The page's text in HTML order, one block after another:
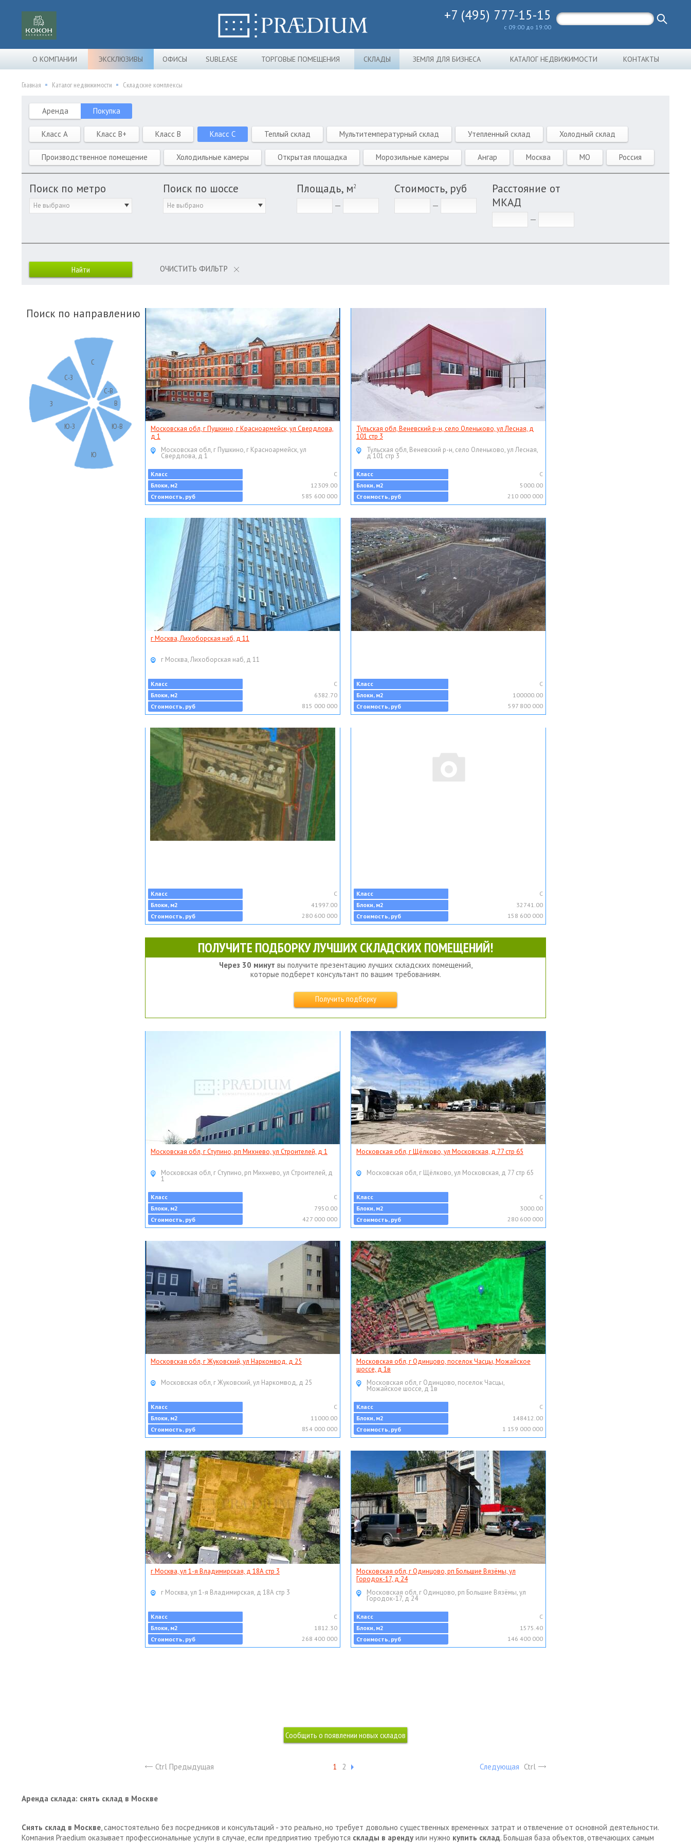
+7 (495) 777-15-15
с 09:00 до 19:00
О КОМПАНИИ ЭКСКЛЮЗИВЫ ОФИСЫ SUBLEASE ТОРГОВЫЕ ПОМЕЩЕНИЯ СКЛАДЫ ЗЕМЛЯ ДЛЯ БИЗНЕСА КАТАЛОГ НЕДВИЖИМОСТИ КОНТАКТЫ
Главная Каталог недвижимости Складские комплексы
Аренда Покупка
Класс A Класс B+ Класс B Класс C Теплый склад Мультитемпературный склад Утепленный склад Холодный склад
Производственное помещение Холодильные камеры Открытая площадка Морозильные камеры Ангар Москва МО Россия
Поиск по метро
Не выбрано
Поиск по шоссе
Не выбрано
Площадь, м2 Стоимость, руб
Расстояние от
МКАД
ОЧИСТИТЬ ФИЛЬТР
Поиск по направлению
С
С-В
В
Ю-В
Ю
Ю-З
З
С-З
Московская обл, г Пушкино, г Красноармейск, ул Свердлова,
д 1
Московская обл, г Пушкино, г Красноармейск, ул
Свердлова, д 1
Класс
C
Блоки, м2
12309.00
Стоимость, руб
585 600 000
Тульская обл, Веневский р-н, село Оленьково, ул Лесная, д
101 стр 3
Тульская обл, Веневский р-н, село Оленьково, ул Лесная,
д 101 стр 3
Класс
C
Блоки, м2
5000.00
Стоимость, руб
210 000 000
г Москва, Лихоборская наб, д 11
г Москва, Лихоборская наб, д 11
Класс
C
Блоки, м2
6382.70
Стоимость, руб
815 000 000
Класс
C
Блоки, м2
100000.00
Стоимость, руб
597 800 000
Класс
C
Блоки, м2
41997.00
Стоимость, руб
280 600 000
Класс
C
Блоки, м2
32741.00
Стоимость, руб
158 600 000
ПОЛУЧИТЕ ПОДБОРКУ ЛУЧШИХ СКЛАДСКИХ ПОМЕЩЕНИЙ!
Через 30 минут вы получите презентацию лучших складских помещений,
которые подберет консультант по вашим требованиям.
Получить подборку
Московская обл, г Ступино, рп Михнево, ул Строителей, д 1
Московская обл, г Ступино, рп Михнево, ул Строителей, д
1
Класс
C
Блоки, м2
7950.00
Стоимость, руб
427 000 000
Московская обл, г Щёлково, ул Московская, д 77 стр 65
Московская обл, г Щёлково, ул Московская, д 77 стр 65
Класс
C
Блоки, м2
3000.00
Стоимость, руб
280 600 000
Московская обл, г Жуковский, ул Наркомвод, д 25
Московская обл, г Жуковский, ул Наркомвод, д 25
Класс
C
Блоки, м2
11000.00
Стоимость, руб
854 000 000
Московская обл, г Одинцово, поселок Часцы, Можайское
шоссе, д 1в
Московская обл, г Одинцово, поселок Часцы,
Можайское шоссе, д 1в
Класс
C
Блоки, м2
148412.00
Стоимость, руб
1 159 000 000
г Москва, ул 1-я Владимирская, д 18А стр 3
г Москва, ул 1-я Владимирская, д 18А стр 3
Класс
C
Блоки, м2
1812.30
Стоимость, руб
268 400 000
Московская обл, г Одинцово, рп Большие Вязёмы, ул
Городок-17, д 24
Московская обл, г Одинцово, рп Большие Вязёмы, ул
Городок-17, д 24
Класс
C
Блоки, м2
1575.40
Стоимость, руб
146 400 000
Ctrl Предыдущая 1 2 Следующая Ctrl
Аренда склада: снять склад в Москве
Снять склад в Москве, самостоятельно без посредников и консультаций - это реально, но требует довольно существенных временных затрат и отвлечение от основной деятельности.
Компания Praedium оказывает профессиональные услуги в случае, если предприятию требуются склады в аренду или нужно купить склад. Большая база объектов, отвечающих самым